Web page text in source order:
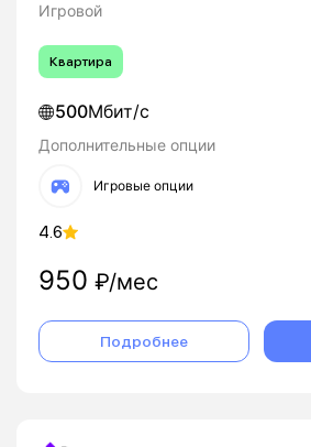
Игровой
Квартира
500Мбит/с
Дополнительные опции
Игровые опции
4.6
950 ₽/мес
Подробнее